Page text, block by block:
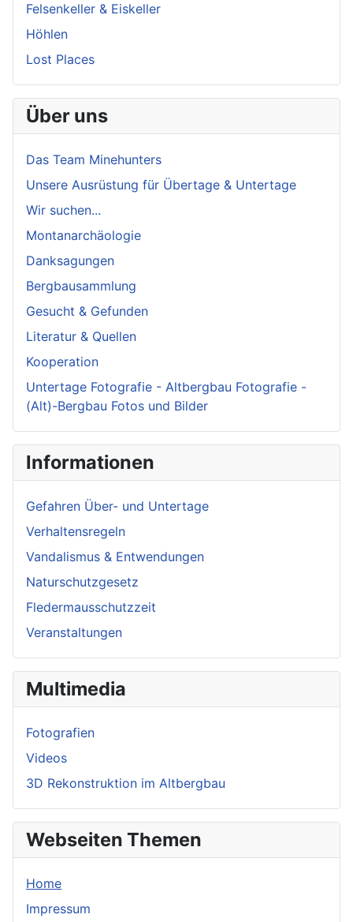
Felsenkeller & Eiskeller
Höhlen
Lost Places
Über uns
Das Team Minehunters
Unsere Ausrüstung für Übertage & Untertage
Wir suchen...
Montanarchäologie
Danksagungen
Bergbausammlung
Gesucht & Gefunden
Literatur & Quellen
Kooperation
Untertage Fotografie - Altbergbau Fotografie -
(Alt)-Bergbau Fotos und Bilder
Informationen
Gefahren Über- und Untertage
Verhaltensregeln
Vandalismus & Entwendungen
Naturschutzgesetz
Fledermausschutzzeit
Veranstaltungen
Multimedia
Fotografien
Videos
3D Rekonstruktion im Altbergbau
Webseiten Themen
Home
Impressum